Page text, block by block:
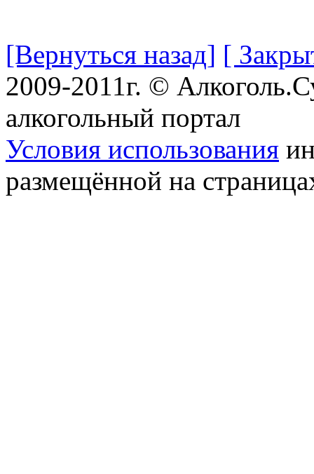
[Вернуться назад] [
2009-2011г. ©
алкогольный портал
Условия использования
размещённой на